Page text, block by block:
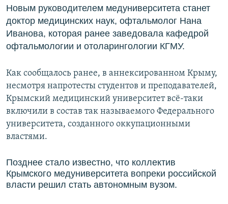
Новым руководителем медуниверситета станет
доктор медицинских наук, офтальмолог Нана
Иванова, которая ранее заведовала кафедрой
офтальмологии и отоларингологии КГМУ.
Как сообщалось ранее, в аннексированном Крыму,
несмотря напротесты студентов и преподавателей,
Крымский медицинский университет всё-таки
включили в состав так называемого Федерального
университета, созданного оккупационными
властями.
Позднее стало известно, что коллектив
Крымского медуниверситета вопреки российской
власти решил стать автономным вузом.